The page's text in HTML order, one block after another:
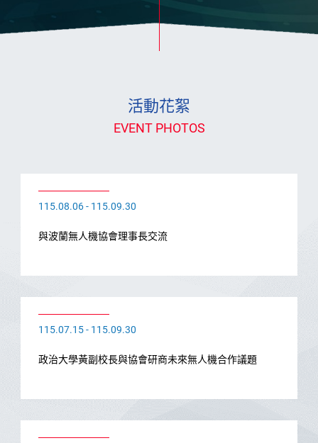
活動花絮
EVENT PHOTOS
115.08.06 - 115.09.30
與波蘭無人機協會理事長交流
115.07.15 - 115.09.30
政治大學黃副校長與協會研商未來無人機合作議題